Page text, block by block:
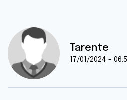
Tarente
17/01/2024 - 06:51